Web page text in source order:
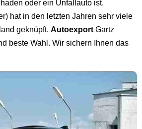
oder ein Unfallauto ist.
hat in den letzten Jahren sehr viele
geknüpft. Autoexport Gartz
beste Wahl. Wir sichern Ihnen das